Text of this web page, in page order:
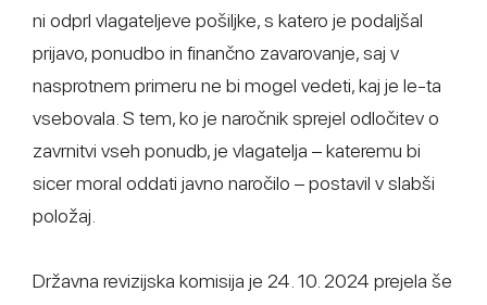
ni odprl vlagateljeve pošiljke, s katero je podaljšal
prijavo, ponudbo in finančno zavarovanje, saj v
nasprotnem primeru ne bi mogel vedeti, kaj je le-ta
vsebovala. S tem, ko je naročnik sprejel odločitev o
zavrnitvi vseh ponudb, je vlagatelja – kateremu bi
sicer moral oddati javno naročilo – postavil v slabši
položaj.
Državna revizijska komisija je 24. 10. 2024 prejela še